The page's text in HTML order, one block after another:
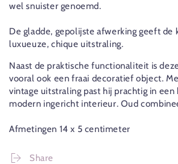
wel snuister genoemd.
De gladde, gepolijste afwerking geeft de
luxueuze, chique uitstraling.
Naast de praktische functionaliteit is
vooral ook een fraai decoratief object.
vintage uitstraling past hij prachtig in
modern ingericht interieur. Oud
Afmetingen 14 x 5 centimeter
Share